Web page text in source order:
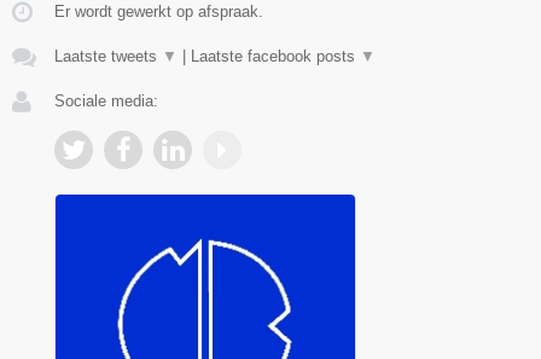
Er wordt gewerkt op afspraak.
Laatste tweets ▼ Laatste facebook posts ▼
Sociale media: